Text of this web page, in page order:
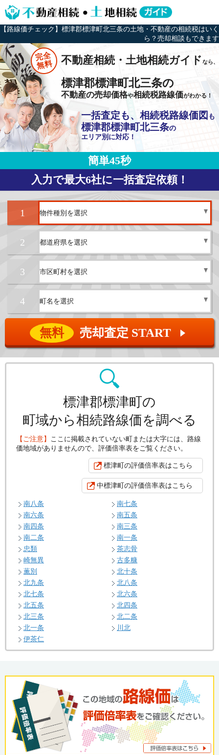
【路線価チェック】標津郡標津町北三条の土地・不動産の相続税はいく
ら？売却相談もできます
完全
無料 不動産相続・土地相続ガイドなら、
標津郡標津町北三条の
不動産の売却価格や相続税路線価がわかる！
一括査定も、相続税路線価図 も
標津郡標津町北三条の
エリア別に対応！
簡単45秒
入力で最大6社に一括査定依頼！
1
2
3
4
無料 売却査定 START ▲
標津郡標津町の
町域から相続路線価を調べる
【ご注意】 ここに掲載されていない町または大字には、路線
価地域がありませんので、評価倍率表をご覧ください。
標津町の評価倍率表はこちら
中標津町の評価倍率表はこちら
南八条
南七条
南六条
南五条
南四条
南三条
南二条
南一条
忠類
茶志骨
崎無異
古多糠
薫別
北十条
北九条
北八条
北七条
北六条
北五条
北四条
北三条
北二条
北一条
川北
伊茶仁